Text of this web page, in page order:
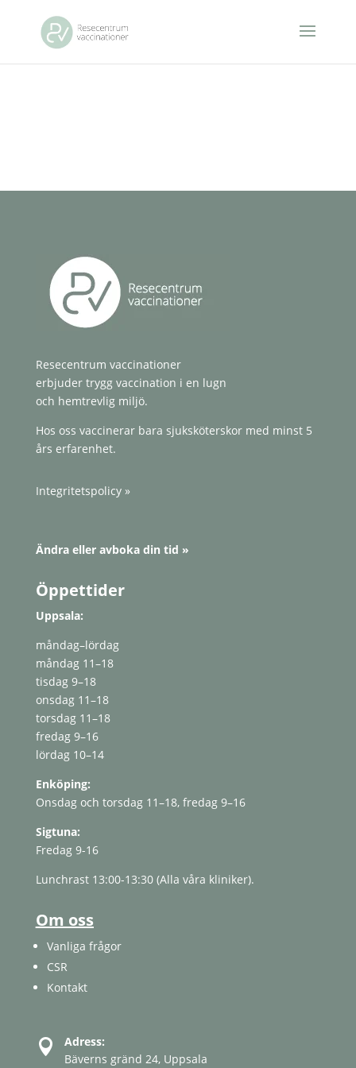
Resecentrum vaccinationer
erbjuder trygg vaccination i en lugn
och hemtrevlig miljö.
Hos oss vaccinerar bara sjuksköterskor med minst 5
års erfarenhet.
Integritetspolicy »
Ändra eller avboka din tid »
Öppettider
Uppsala:
måndag–lördag
måndag 11–18
tisdag 9–18
onsdag 11–18
torsdag 11–18
fredag ​​9–16
lördag 10–14
Enköping:
Onsdag och torsdag 11–18, fredag ​​9–16
Sigtuna:
Fredag ​​9-16
Lunchrast 13:00-13:30 (Alla våra kliniker).
Om oss
Vanliga frågor
CSR
Kontakt

Adress:
Bäverns gränd 24, Uppsala